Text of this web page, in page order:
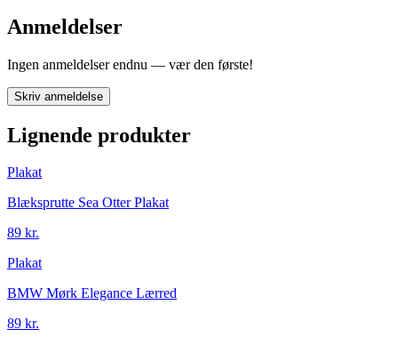
Anmeldelser
Ingen anmeldelser endnu — vær den første!
Skriv anmeldelse
Lignende produkter
Plakat
Blæksprutte Sea Otter Plakat
89 kr.
Plakat
BMW Mørk Elegance Lærred
89 kr.